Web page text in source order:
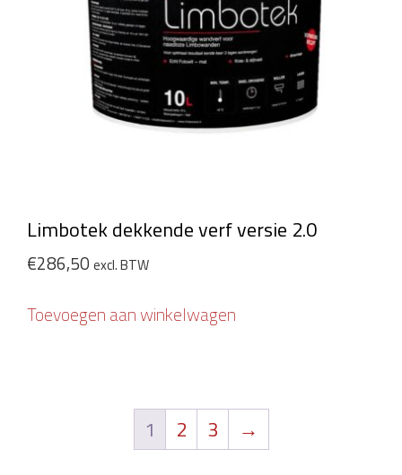
Limbotek dekkende verf versie 2.0
€286,50 excl. BTW
Toevoegen aan winkelwagen
1 2 3 →